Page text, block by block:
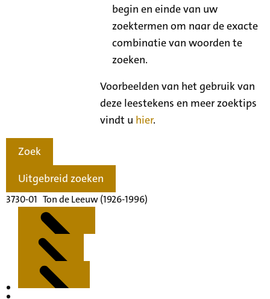
begin en einde van uw
zoektermen om naar de exacte
combinatie van woorden te
zoeken.
Voorbeelden van het gebruik van
deze leestekens en meer zoektips
vindt u hier.
Zoek
Uitgebreid zoeken
3730-01 Ton de Leeuw (1926-1996)